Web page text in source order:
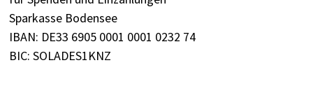
Sparkasse Bodensee
IBAN: DE33 6905 0001 0001 0232 74
BIC: SOLADES1KNZ